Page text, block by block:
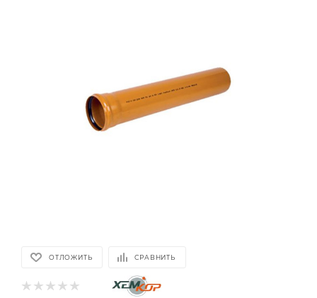
ОТЛОЖИТЬ СРАВНИТЬ